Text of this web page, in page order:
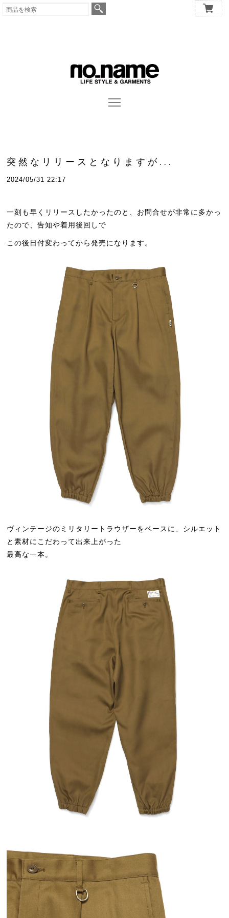
突然なリリースとなりますが...
2024/05/31 22:17
一刻も早くリリースしたかったのと、お問合せが非常に多かっ
たので、告知や着用後回しで
この後日付変わってから発売になります。
ヴィンテージのミリタリートラウザーをベースに、シルエット
と素材にこだわって出来上がった
最高な一本。